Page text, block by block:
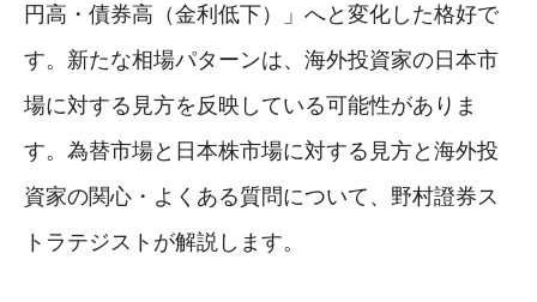
円高・債券高（金利低下）」へと変化した格好で
す。新たな相場パターンは、海外投資家の日本市
場に対する見方を反映している可能性がありま
す。為替市場と日本株市場に対する見方と海外投
資家の関心・よくある質問について、野村證券ス
トラテジストが解説します。